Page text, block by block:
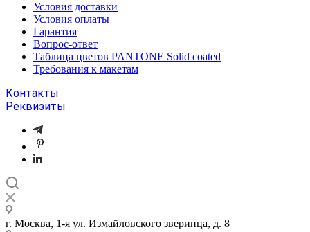
Условия доставки
Условия оплаты
Гарантия
Вопрос-ответ
Таблица цветов PANTONE Solid coated
Требования к макетам
Контакты
Реквизиты
г. Москва, 1-я ул. Измайловского зверинца, д. 8